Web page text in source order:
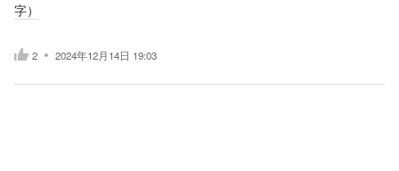
字）
2 2024年12月14日 19:03